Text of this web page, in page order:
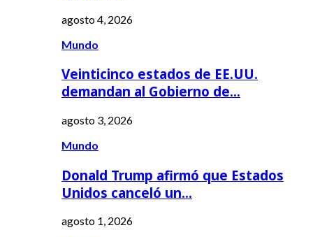
agosto 4, 2026
Mundo
Veinticinco estados de EE.UU.
demandan al Gobierno de…
agosto 3, 2026
Mundo
Donald Trump afirmó que Estados
Unidos canceló un…
agosto 1, 2026